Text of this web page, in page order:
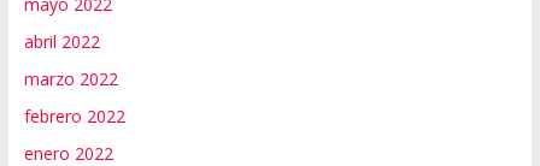
abril 2022
marzo 2022
febrero 2022
enero 2022